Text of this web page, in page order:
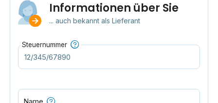
Informationen über Sie
... auch bekannt als Lieferant
Steuernummer
Name